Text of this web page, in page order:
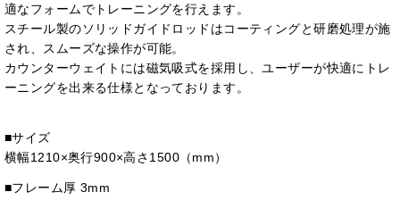
適なフォームでトレーニングを行えます。
スチール製のソリッドガイドロッドはコーティングと研磨処理が施
され、スムーズな操作が可能。
カウンターウェイトには磁気吸式を採用し、ユーザーが快適にトレ
ーニングを出来る仕様となっております。
■サイズ
横幅1210×奥行900×高さ1500（mm）
■フレーム厚 3mm